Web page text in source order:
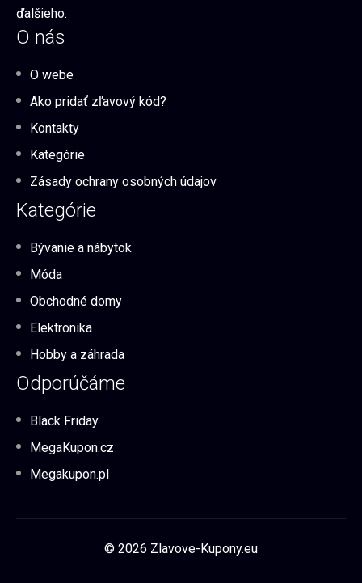
ďalšieho.
O nás
O webe
Ako pridať zľavový kód?
Kontakty
Kategórie
Zásady ochrany osobných údajov
Kategórie
Bývanie a nábytok
Móda
Obchodné domy
Elektronika
Hobby a záhrada
Odporúčáme
Black Friday
MegaKupon.cz
Megakupon.pl
© 2026 Zlavove-Kupony.eu